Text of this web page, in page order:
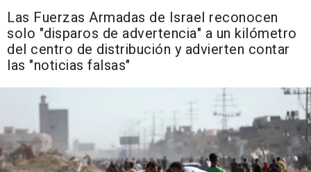
Las Fuerzas Armadas de Israel reconocen
solo "disparos de advertencia" a un kilómetro
del centro de distribución y advierten contar
las "noticias falsas"